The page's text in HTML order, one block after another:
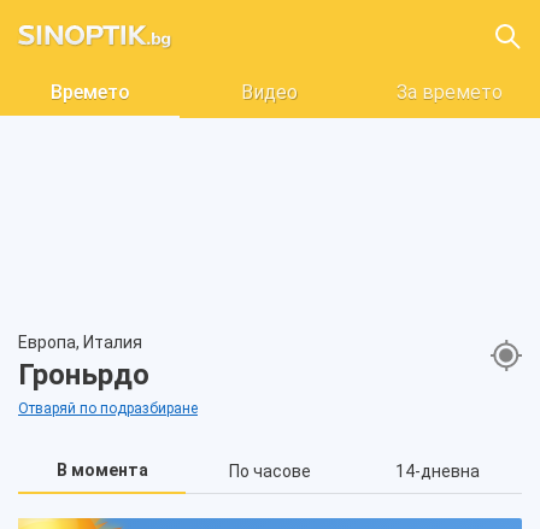
Времето Видео За времето
Европа, Италия
Гроньрдо
Отваряй по подразбиране
В момента По часове 14-дневна